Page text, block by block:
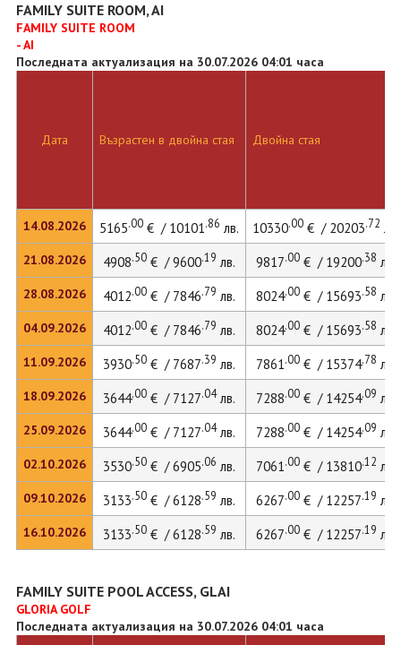
FAMILY SUITE ROOM, AI
FAMILY SUITE ROOM
- AI
Последната актуализация на 30.07.2026 04:01 часа
Дата
14.08.2026
21.08.2026
28.08.2026
04.09.2026
11.09.2026
18.09.2026
25.09.2026
02.10.2026
09.10.2026
16.10.2026
Възрастен в двойна стая Двойна стая
5165.00€ / 10101.86 лв. 10330.00€ / 20203.72 лв.
4908.50€ / 9600.19 лв. 9817.00€ / 19200.38 лв.
4012.00€ / 7846.79 лв. 8024.00€ / 15693.58 лв.
4012.00€ / 7846.79 лв. 8024.00€ / 15693.58 лв.
3930.50€ / 7687.39 лв. 7861.00€ / 15374.78 лв.
3644.00€ / 7127.04лв. 7288.00€ / 14254.09 лв.
3644.00€ / 7127.04лв. 7288.00€ / 14254.09 лв.
3530.50€ / 6905.06 лв. 7061.00€ / 13810.12 лв.
3133.50€ / 6128.59 лв. 6267.00€ / 12257.19 лв.
3133.50€ / 6128.59 лв. 6267.00€ / 12257.19 лв.
FAMILY SUITE POOL ACCESS, GLAI
GLORIA GOLF
Последната актуализация на 30.07.2026 04:01 часа